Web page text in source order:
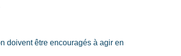
doivent être encouragés à agir en